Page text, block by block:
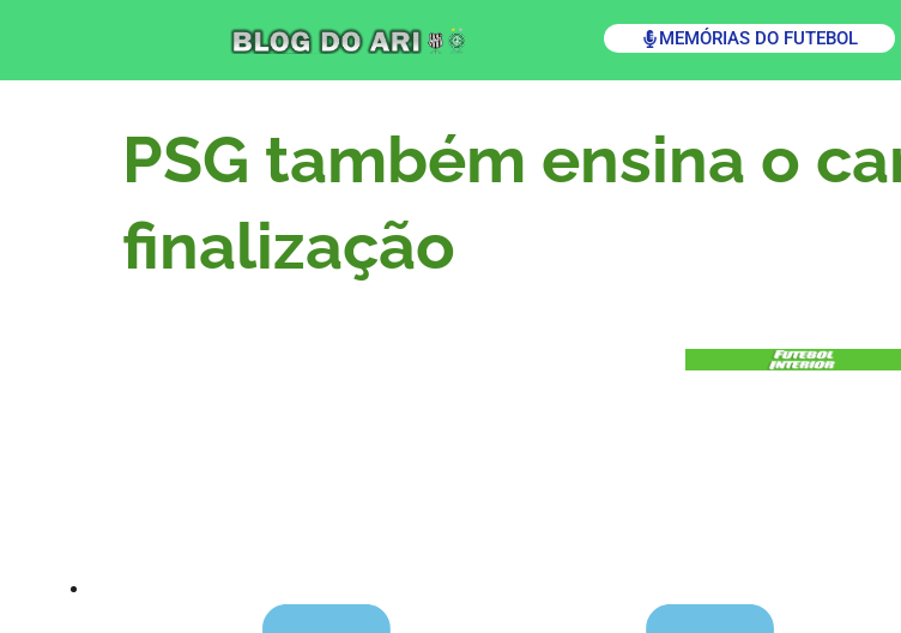
MEMÓRIAS DO FUTEBOL
PSG também ensina o
finalização